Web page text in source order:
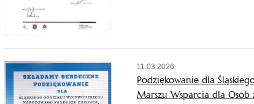
11.03.2026
Podziękowanie dla
Marszu Wsparcia dla Osób